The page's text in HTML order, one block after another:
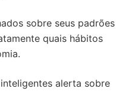
sobre seus padrões
quais hábitos
alerta sobre